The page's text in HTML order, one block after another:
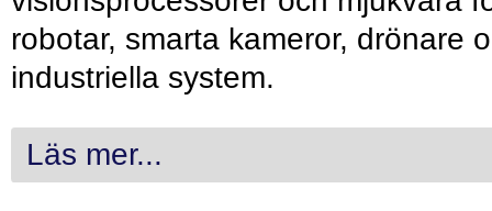
robotar, smarta kameror, drönare
industriella system.
Läs mer...